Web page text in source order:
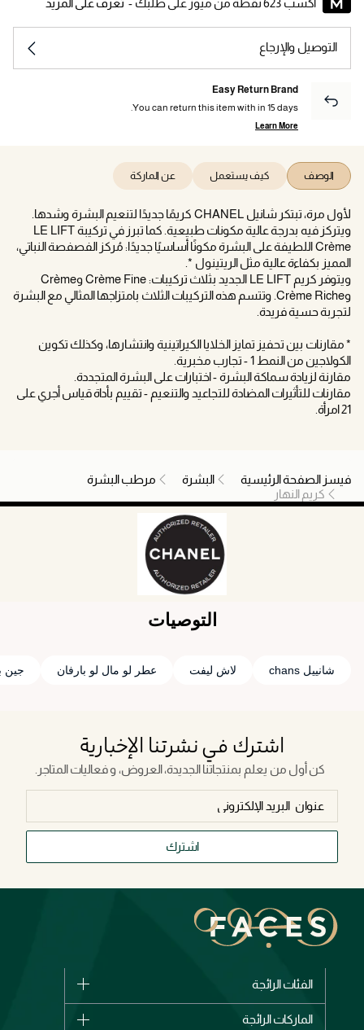
اكسب 623 نقطة من ميوز على طلبك - تعرف على المزيد
التوصيل والإرجاع
Easy Return Brand
You can return this item with in 15 days.
Learn More
الوصف كيف يستعمل عن الماركة
لأول مرة، تبتكر شانيل CHANEL كريمًا جديدًا لتنعيم البشرة وشدها.
ويتركز فيه بدرجة عالية مكونات طبيعية. كما تبرز في تركيبة LE LIFT
Crème اللطيفة على البشرة مكونًا أساسيًا جديدًا: مُركز الفصفصة النباتي،
المميز بكفاءة عالية مثل الريتينول *.
ويتوفر كريم LE LIFT الجديد بثلاث تركيبات: Crème Fine وCrème
وCrème Riche. وتتسم هذه التركيبات الثلاث بامتزاجها المثالي مع البشرة
لتجربة حسية فريدة.
* مقارنات بين تحفيز تمايز الخلايا الكيراتينية وانتشارها، وكذلك تكوين
الكولاجين من النمط 1 - تجارب مخبرية.
مقارنة لزيادة سماكة البشرة - اختبارات على البشرة المتجددة.
مقارنات للتأثيرات المضادة للتجاعيد والتنعيم - تقييم بأداة قياس أجري على
21 امرأة.
فيسز الصفحة الرئيسية البشرة
مرطب البشرة
كريم النهار
التوصيات
شانييل chans لاش ليفت عطر لو مال لو بارفان جين
اشترك في نشرتنا الإخبارية
كن أول من يعلم بمنتجاتنا الجديدة، العروض، و فعاليات المتاجر.
اشترك
الفئات الرائجة
الماركات الرائجة